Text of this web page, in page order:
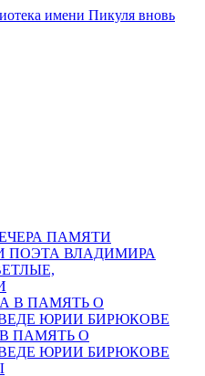
имени Пикуля вновь
ПАМЯТИ
ПОЭТА ВЛАДИМИРА
ПАМЯТЬ О
ЮРИИ БИРЮКОВЕ